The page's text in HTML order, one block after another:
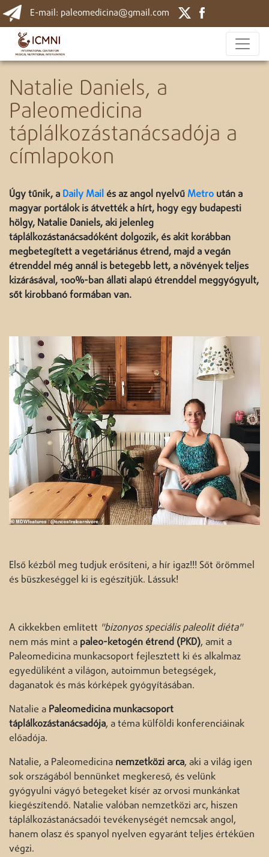
E-mail: paleomedicina@gmail.com
Natalie Daniels, a
Paleomedicina
táplálkozástanácsadója a
címlapokon
Úgy tűnik, a Daily Mail és az angol nyelvűMetro után a
magyar portálok is átvették a hírt, hogy egy budapesti
hölgy, Natalie Daniels, aki jelenleg
táplálkozástanácsadóként dolgozik, és akit korábban
megbetegített a vegetáriánus étrend, majd a vegán
étrenddel még annál is betegebb lett, a növények teljes
kizárásával, 100%-ban állati alapú étrenddel meggyógyult,
sőt kirobbanó formában van.
Első kézből meg tudjuk erősíteni, a hír igaz!!! Sőt örömmel
és büszkeséggel ki is egészítjük. Lássuk!
A cikkekben említett "bizonyos speciális paleolit diéta"
nem más mint a paleo-ketogén étrend (PKD), amit a
Paleomedicina munkacsoport fejlesztett ki és alkalmaz
egyedüliként a világon, autoimmun betegségek,
daganatok és más kórképek gyógyításában.
Natalie a Paleomedicina munkacsoport
táplálkozástanácsadója, a téma külföldi konferenciáinak
előadója.
Natalie, a Paleomedicina nemzetközi arca, aki a világ igen
sok országából bennünket megkereső, és velünk
gyógyulni vágyó betegeket kísér az orvosi munkánkat
kiegészítendő. Natalie valóban nemzetközi arc, hiszen
táplálkozástanácsadói tevékenységét nemcsak angol,
hanem olasz és spanyol nyelven egyaránt teljes értékűen
végzi.